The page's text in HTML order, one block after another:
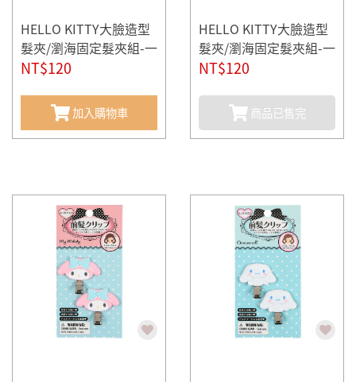
HELLO KITTY大臉造型
髮夾/瀏海固定髮夾組-一
組2個入(mini-紅)
NT$120
加入購物車
HELLO KITTY大臉造型
髮夾/瀏海固定髮夾組-一
組2個入(mini-黑)
NT$120
商品已售完